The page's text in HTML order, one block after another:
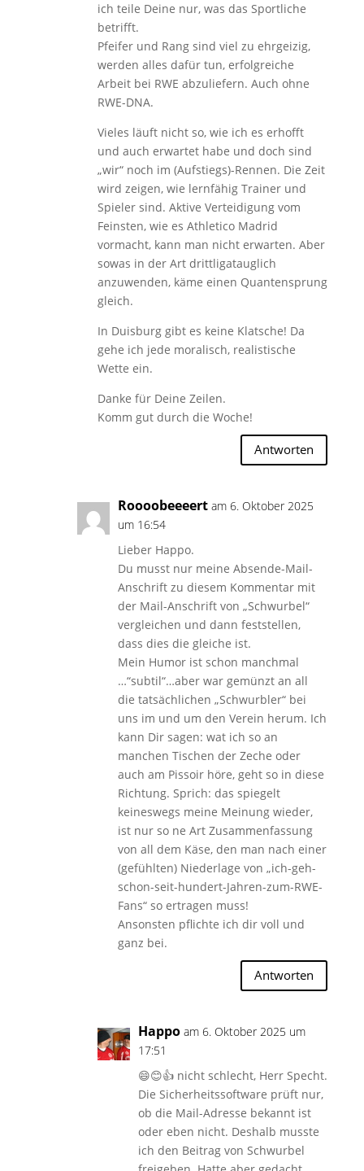
ich teile Deine nur, was das Sportliche
betrifft.
Pfeifer und Rang sind viel zu ehrgeizig,
werden alles dafür tun, erfolgreiche
Arbeit bei RWE abzuliefern. Auch ohne
RWE-DNA.
Vieles läuft nicht so, wie ich es erhofft
und auch erwartet habe und doch sind
„wir“ noch im (Aufstiegs)-Rennen. Die Zeit
wird zeigen, wie lernfähig Trainer und
Spieler sind. Aktive Verteidigung vom
Feinsten, wie es Athletico Madrid
vormacht, kann man nicht erwarten. Aber
sowas in der Art drittligatauglich
anzuwenden, käme einen Quantensprung
gleich.
In Duisburg gibt es keine Klatsche! Da
gehe ich jede moralisch, realistische
Wette ein.
Danke für Deine Zeilen.
Komm gut durch die Woche!
Antworten
Roooobeeeert am 6. Oktober 2025
um 16:54
Lieber Happo.
Du musst nur meine Absende-Mail-
Anschrift zu diesem Kommentar mit
der Mail-Anschrift von „Schwurbel“
vergleichen und dann feststellen,
dass dies die gleiche ist.
Mein Humor ist schon manchmal
…“subtil“…aber war gemünzt an all
die tatsächlichen „Schwurbler“ bei
uns im und um den Verein herum. Ich
kann Dir sagen: wat ich so an
manchen Tischen der Zeche oder
auch am Pissoir höre, geht so in diese
Richtung. Sprich: das spiegelt
keineswegs meine Meinung wieder,
ist nur so ne Art Zusammenfassung
von all dem Käse, den man nach einer
(gefühlten) Niederlage von „ich-geh-
schon-seit-hundert-Jahren-zum-RWE-
Fans“ so ertragen muss!
Ansonsten pflichte ich dir voll und
ganz bei.
Antworten
Happo am 6. Oktober 2025 um
17:51
😄😊👍 nicht schlecht, Herr Specht.
Die Sicherheitssoftware prüft nur,
ob die Mail-Adresse bekannt ist
oder eben nicht. Deshalb musste
ich den Beitrag von Schwurbel